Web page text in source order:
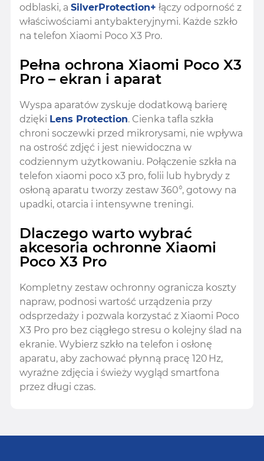
odblaski, a SilverProtection+ łączy odporność z
właściwościami antybakteryjnymi. Każde szkło
na telefon Xiaomi Poco X3 Pro.
Pełna ochrona Xiaomi Poco X3
Pro – ekran i aparat
Wyspa aparatów zyskuje dodatkową barierę
dzięki Lens Protection. Cienka tafla szkła
chroni soczewki przed mikrorysami, nie wpływa
na ostrość zdjęć i jest niewidoczna w
codziennym użytkowaniu. Połączenie szkła na
telefon xiaomi poco x3 pro, folii lub hybrydy z
osłoną aparatu tworzy zestaw 360°, gotowy na
upadki, otarcia i intensywne treningi.
Dlaczego warto wybrać
akcesoria ochronne Xiaomi
Poco X3 Pro
Kompletny zestaw ochronny ogranicza koszty
napraw, podnosi wartość urządzenia przy
odsprzedaży i pozwala korzystać z Xiaomi Poco
X3 Pro pro bez ciągłego stresu o kolejny ślad na
ekranie. Wybierz szkło na telefon i osłonę
aparatu, aby zachować płynną pracę 120 Hz,
wyraźne zdjęcia i świeży wygląd smartfona
przez długi czas.